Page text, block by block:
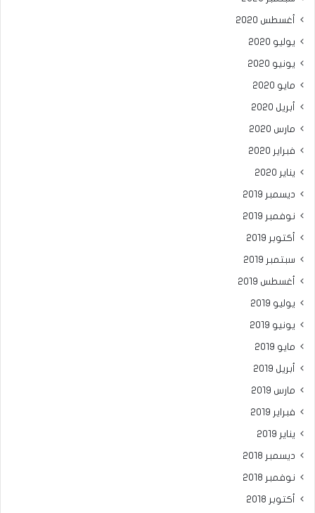
أغسطس 2020
يوليو 2020
يونيو 2020
مايو 2020
أبريل 2020
مارس 2020
فبراير 2020
يناير 2020
ديسمبر 2019
نوفمبر 2019
أكتوبر 2019
سبتمبر 2019
أغسطس 2019
يوليو 2019
يونيو 2019
مايو 2019
أبريل 2019
مارس 2019
فبراير 2019
يناير 2019
ديسمبر 2018
نوفمبر 2018
أكتوبر 2018